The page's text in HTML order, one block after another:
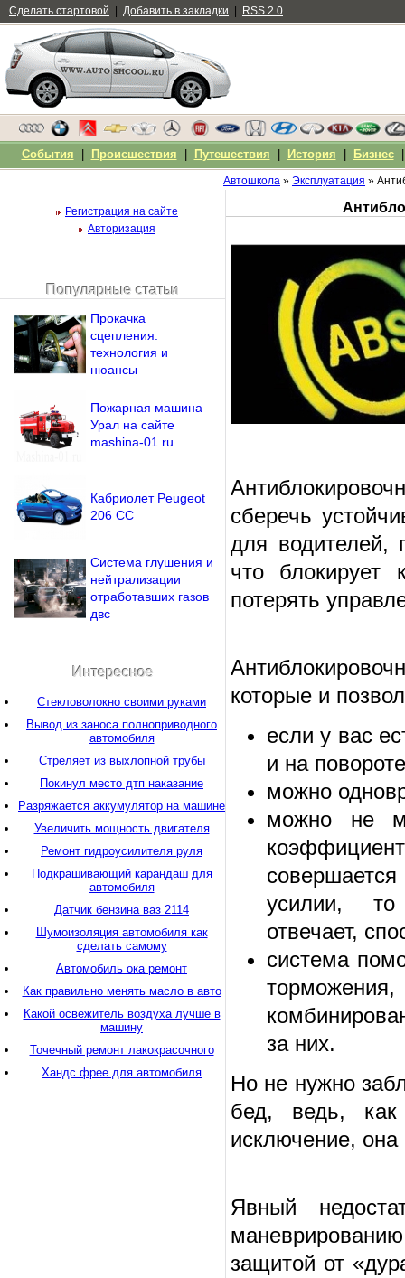
Автошкола » Эксплуатация »
сберечь
для водителей,
что блокирует
потерять
которые и
если у вас
и на
можно
можно не
усилии, то
отвечает,
система
за них.
Но не нужно
бед, ведь,
исключение, она
Явный
защитой от
Регистрация на сайте
Авторизация
Напомнить пароль?
Популярные статьи
Прокачка
сцепления:
технология и
нюансы
Пожарная машина
Урал на сайте
mashina-01.ru
Кабриолет Peugeot
206 CC
Система глушения и
нейтрализации
отработавших газов
двс
Интересное
Стекловолокно своими руками
Вывод из заноса полноприводного
автомобиля
Стреляет из выхлопной трубы
Покинул место дтп наказание
Разряжается аккумулятор на машине
Увеличить мощность двигателя
Ремонт гидроусилителя руля
Подкрашивающий карандаш для
автомобиля
Датчик бензина ваз 2114
Шумоизоляция автомобиля как
сделать самому
Автомобиль ока ремонт
Как правильно менять масло в авто
Какой освежитель воздуха лучше в
машину
Точечный ремонт лакокрасочного
Хандс фрее для автомобиля
Сделать стартовой Добавить в закладки RSS 2.0
События Происшествия Путешествия История Бизнес